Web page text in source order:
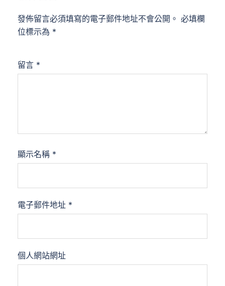
發佈留言必須填寫的電子郵件地址不會公開。 必填欄
位標示為 *
留言 *
顯示名稱 *
電子郵件地址 *
個人網站網址